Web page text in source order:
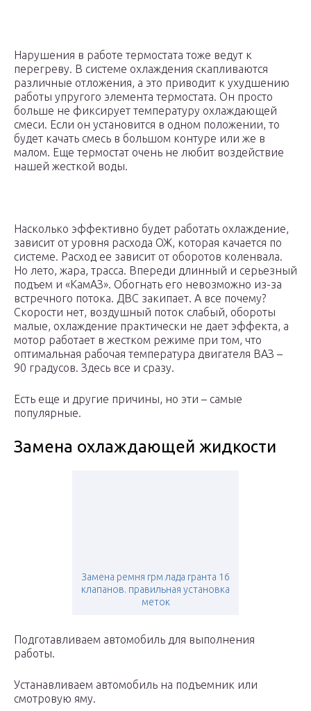
Нарушения в работе термостата тоже ведут к
перегреву. В системе охлаждения скапливаются
различные отложения, а это приводит к ухудшению
работы упругого элемента термостата. Он просто
больше не фиксирует температуру охлаждающей
смеси. Если он установится в одном положении, то
будет качать смесь в большом контуре или же в
малом. Еще термостат очень не любит воздействие
нашей жесткой воды.
Насколько эффективно будет работать охлаждение,
зависит от уровня расхода ОЖ, которая качается по
системе. Расход ее зависит от оборотов коленвала.
Но лето, жара, трасса. Впереди длинный и серьезный
подъем и «КамАЗ». Обогнать его невозможно из-за
встречного потока. ДВС закипает. А все почему?
Скорости нет, воздушный поток слабый, обороты
малые, охлаждение практически не дает эффекта, а
мотор работает в жестком режиме при том, что
оптимальная рабочая температура двигателя ВАЗ –
90 градусов. Здесь все и сразу.
Есть еще и другие причины, но эти – самые
популярные.
Замена охлаждающей жидкости
Замена ремня грм лада гранта 16
клапанов. правильная установка
меток
Подготавливаем автомобиль для выполнения
работы.
Устанавливаем автомобиль на подъемник или
смотровую яму.